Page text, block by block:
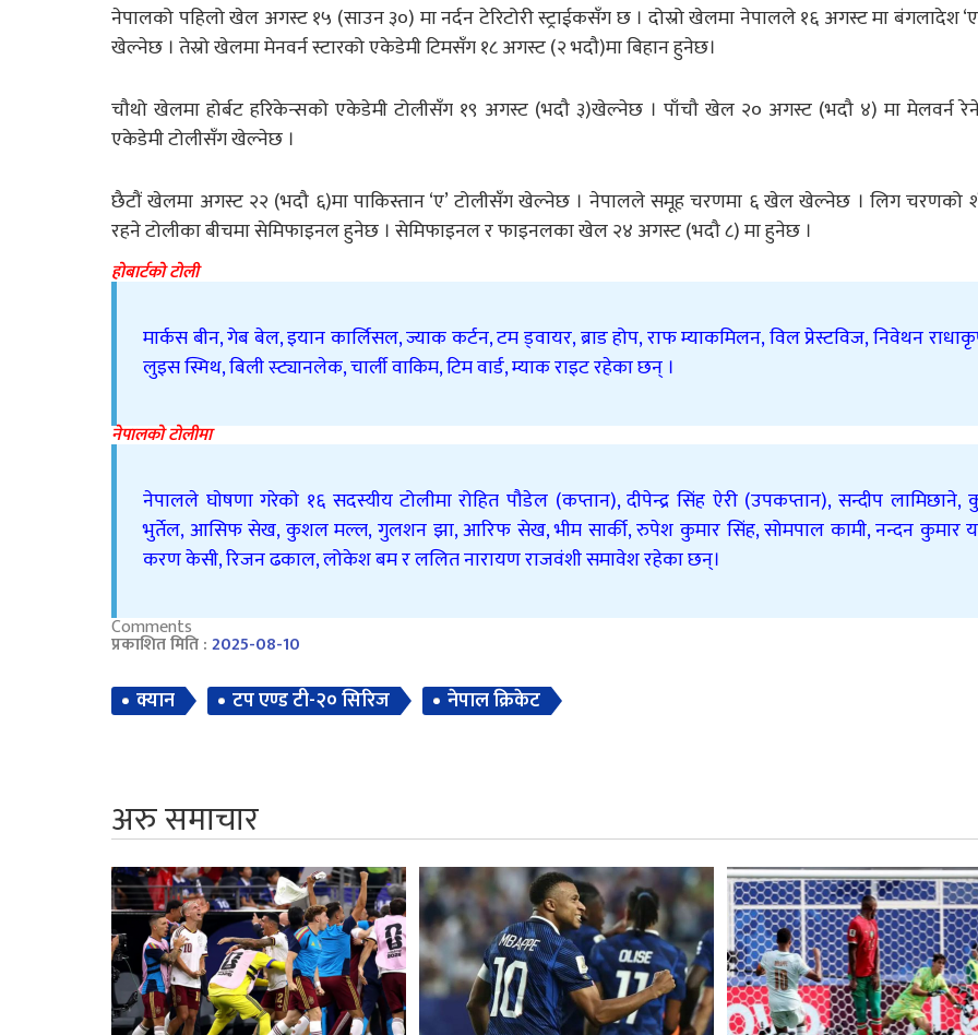
नेपालको पहिलो खेल अगस्ट १५ (साउन ३०) मा नर्दन टेरिटोरी स्ट्राईकसँग छ । दोस्रो खेलमा नेपालले १६ अगस्ट मा बंगलादेश
खेल्नेछ । तेस्रो खेलमा मेनवर्न स्टारको एकेडेमी टिमसँग १८ अगस्ट (२ भदौ)मा बिहान हुनेछ।
चौथो खेलमा होर्बट हरिकेन्सको एकेडेमी टोलीसँग १९ अगस्ट (भदौ ३)खेल्नेछ । पाँचौ खेल २० अगस्ट (भदौ ४) मा मेलवर्न
एकेडेमी टोलीसँग खेल्नेछ ।
छैटौं खेलमा अगस्ट २२ (भदौ ६)मा पाकिस्तान ‘ए’ टोलीसँग खेल्नेछ । नेपालले समूह चरणमा ६ खेल खेल्नेछ । लिग चरणको
रहने टोलीका बीचमा सेमिफाइनल हुनेछ । सेमिफाइनल र फाइनलका खेल २४ अगस्ट (भदौ ८) मा हुनेछ ।
होबार्टको टोली
मार्कस बीन, गेब बेल, इयान कार्लिसल, ज्याक कर्टन, टम ड्वायर, ब्राड होप, राफ म्याकमिलन, विल प्रेस्टविज, निवेथन
लुइस स्मिथ, बिली स्ट्यानलेक, चार्ली वाकिम, टिम वार्ड, म्याक राइट रहेका छन् ।
नेपालको टोलीमा
नेपालले घाेषणा गरेकाे १६ सदस्यीय टोलीमा रोहित पौडेल (कप्तान), दीपेन्द्र सिंह ऐरी (उपकप्तान), सन्दीप
भुर्तेल, आसिफ सेख, कुशल मल्ल, गुलशन झा, आरिफ सेख, भीम सार्की, रुपेश कुमार सिंह, सोमपाल कामी, नन्दन कुमार
करण केसी, रिजन ढकाल, लोकेश बम र ललित नारायण राजवंशी समावेश रहेका छन्।
Comments
प्रकाशित मिति :2025-08-10
क्यान टप एण्ड टी-२० सिरिज नेपाल क्रिकेट
अरु समाचार